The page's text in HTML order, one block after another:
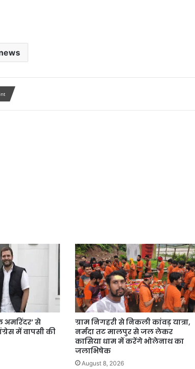
से
में वापसी की
ग्राम निगहरी से निकली कांवड़ यात्रा,
नर्मदा तट मालपुर से जल लेकर
कासिया धाम में करेंगे भोलेनाथ का
जलाभिषेक
August 8, 2026